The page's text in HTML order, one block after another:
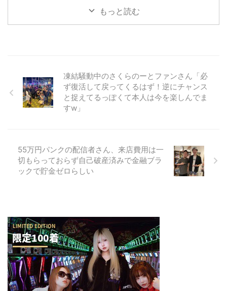
もっと読む
凍結騒動中のさくらのーとファンさん「必
ず復活して戻ってくるはず！逆にチャンス
と捉えてるっぽくて本人は今を楽しんでま
すw」
55万円パンクの配信者さん、来店費用は一
切もらっておらず自己破産済みで金融ブラ
ックで貯金ゼロらしい